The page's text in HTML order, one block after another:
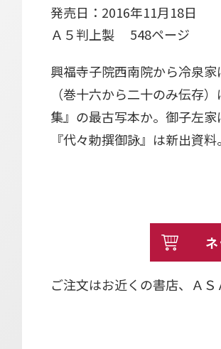
発売日：2016年11月18日
Ａ５判上製 548ページ
興福寺子院西南院から冷泉家
（巻十六から二十のみ伝存
集』の最古写本か。御子左
『代々勅撰御詠』は新出資料。
ご注文はお近くの書店、ＡＳ